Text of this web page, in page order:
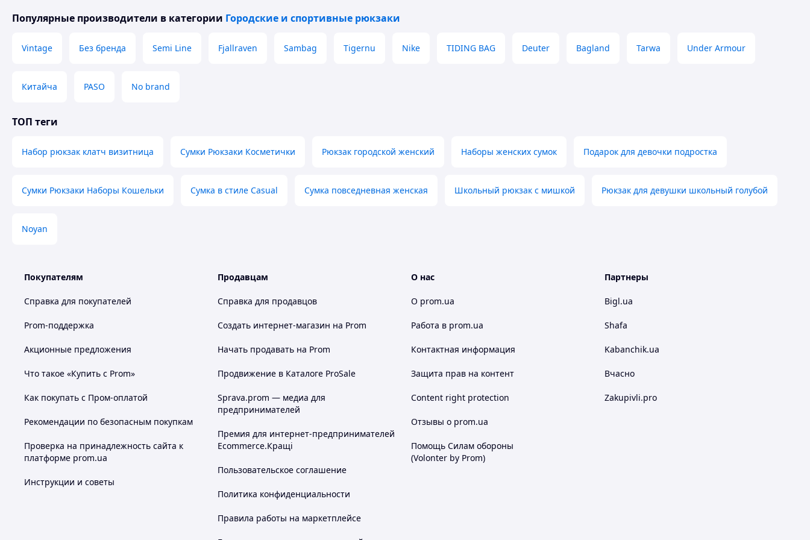
Размер сумочки – диаметр 18 см
Размер визитницы – 7x11 см
Подкладка – Полиестер
Отделение основное – на молнии
Карман внутренний – на молнии 1 шт
Регулируемые шлейки – длина 90 см,
Фурнитура – цвет золотой
Комплектация – рюкзак, сумочка, визитница и мишка
однотонний
Популярные производители в категории Городские и спортивные рюкзаки
Vintage Без бренда Semi Line Fjallraven Sambag Tigernu Nike TIDING BAG Deuter Bagland Tarwa Under Armour
Китайча PASO No brand
ТОП теги
Набор рюкзак клатч визитница Сумки Рюкзаки Косметички Рюкзак городской женский Наборы женских сумок Подарок для девочки подростка
Сумки Рюкзаки Наборы Кошельки Сумка в стиле Casual Сумка повседневная женская Школьный рюкзак с мишкой Рюкзак для девушки школьный голубой
Noyan
Покупателям
Справка для покупателей
Prom-поддержка
Акционные предложения
Что такое «Купить с Prom»
Как покупать с Пром-оплатой
Рекомендации по безопасным покупкам
Проверка на принадлежность сайта к
платформе prom.ua
Инструкции и советы
Продавцам
Справка для продавцов
Создать интернет-магазин на Prom
Начать продавать на Prom
Продвижение в Каталоге ProSale
Sprava.prom — медиа для
предпринимателей
Премия для интернет-предпринимателей
Ecommerce.Кращі
Пользовательское соглашение
Политика конфиденциальности
Правила работы на маркетплейсе
О нас
О prom.ua
Работа в prom.ua
Контактная информация
Защита прав на контент
Content right protection
Отзывы о prom.ua
Помощь Силам обороны
(Volonter by Prom)
Партнеры
Bigl.ua
Shafa
Kabanchik.ua
Вчасно
Zakupivli.pro